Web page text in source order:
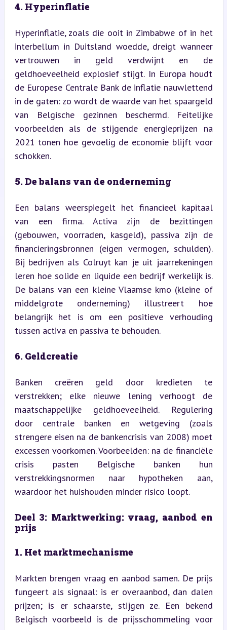
4. Hyperinflatie
Hyperinflatie, zoals die ooit in Zimbabwe of in het
interbellum in Duitsland woedde, dreigt wanneer
vertrouwen in geld verdwijnt en de
geldhoeveelheid explosief stijgt. In Europa houdt
de Europese Centrale Bank de inflatie nauwlettend
in de gaten: zo wordt de waarde van het spaargeld
van Belgische gezinnen beschermd. Feitelijke
voorbeelden als de stijgende energieprijzen na
2021 tonen hoe gevoelig de economie blijft voor
schokken.
5. De balans van de onderneming
Een balans weerspiegelt het financieel kapitaal
van een firma. Activa zijn de bezittingen
(gebouwen, voorraden, kasgeld), passiva zijn de
financieringsbronnen (eigen vermogen, schulden).
Bij bedrijven als Colruyt kan je uit jaarrekeningen
leren hoe solide en liquide een bedrijf werkelijk is.
De balans van een kleine Vlaamse kmo (kleine of
middelgrote onderneming) illustreert hoe
belangrijk het is om een positieve verhouding
tussen activa en passiva te behouden.
6. Geldcreatie
Banken creëren geld door kredieten te
verstrekken; elke nieuwe lening verhoogt de
maatschappelijke geldhoeveelheid. Regulering
door centrale banken en wetgeving (zoals
strengere eisen na de bankencrisis van 2008) moet
excessen voorkomen. Voorbeelden: na de financiële
crisis pasten Belgische banken hun
verstrekkingsnormen naar hypotheken aan,
waardoor het huishouden minder risico loopt.
Deel 3: Marktwerking: vraag, aanbod en
prijs
1. Het marktmechanisme
Markten brengen vraag en aanbod samen. De prijs
fungeert als signaal: is er overaanbod, dan dalen
prijzen; is er schaarste, stijgen ze. Een bekend
Belgisch voorbeeld is de prijsschommeling voor